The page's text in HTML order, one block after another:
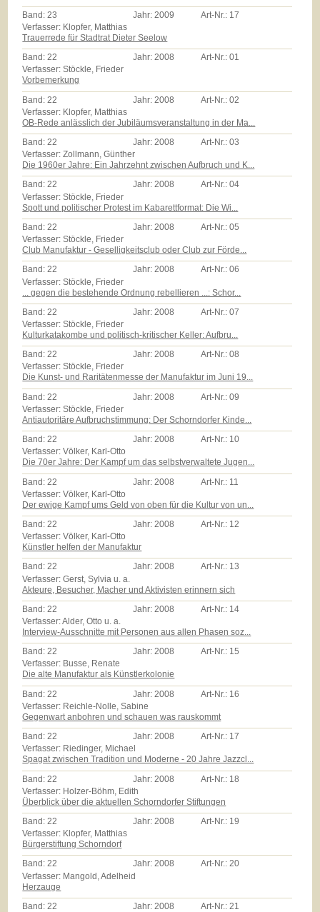
Band: 23 Jahr: 2009 Art-Nr.: 17
Verfasser: Klopfer, Matthias
Trauerrede für Stadtrat Dieter Seelow
Band:22 Jahr:2008 Art-Nr.:01
Verfasser: Stöckle, Frieder
Vorbemerkung
Band: 22 Jahr: 2008 Art-Nr.:02
Verfasser: Klopfer, Matthias
OB-Rede anlässlich der Jubiläumsveranstaltung in der Ma...
Band:22 Jahr:2008 Art-Nr.:03
Verfasser: Zollmann, Günther
Die 1960er Jahre: Ein Jahrzehnt zwischen Aufbruch und K...
Band:22 Jahr:2008 Art-Nr.:04
Verfasser: Stöckle, Frieder
Spott und politischer Protest im Kabarettformat: Die Wi...
Band:22 Jahr:2008 Art-Nr.:05
Verfasser: Stöckle, Frieder
Club Manufaktur - Geselligkeitsclub oder Club zur Förde...
Band:22 Jahr:2008 Art-Nr.:06
Verfasser: Stöckle, Frieder
... gegen die bestehende Ordnung rebellieren ...: Schor...
Band: 22 Jahr: 2008 Art-Nr.:07
Verfasser: Stöckle, Frieder
Kulturkatakombe und politisch-kritischer Keller: Aufbru...
Band:22 Jahr:2008 Art-Nr.:08
Verfasser: Stöckle, Frieder
Die Kunst- und Raritätenmesse der Manufaktur im Juni 19...
Band: 22 Jahr: 2008 Art-Nr.:09
Verfasser: Stöckle, Frieder
Antiautoritäre Aufbruchstimmung: Der Schorndorfer Kinde...
Band:22 Jahr:2008 Art-Nr.: 10
Verfasser: Völker, Karl-Otto
Die 70er Jahre: Der Kampf um das selbstverwaltete Jugen...
Band: 22 Jahr: 2008 Art-Nr.: 11
Verfasser: Völker, Karl-Otto
Der ewige Kampf ums Geld von oben für die Kultur von un...
Band:22 Jahr:2008 Art-Nr.: 12
Verfasser: Völker, Karl-Otto
Künstler helfen der Manufaktur
Band:22 Jahr:2008 Art-Nr.: 13
Verfasser: Gerst, Sylvia u. a.
Akteure, Besucher, Macher und Aktivisten erinnern sich
Band:22 Jahr:2008 Art-Nr.: 14
Verfasser: Alder, Otto u. a.
Interview-Ausschnitte mit Personen aus allen Phasen soz...
Band:22 Jahr:2008 Art-Nr.: 15
Verfasser: Busse, Renate
Die alte Manufaktur als Künstlerkolonie
Band: 22 Jahr: 2008 Art-Nr.: 16
Verfasser: Reichle-Nolle, Sabine
Gegenwart anbohren und schauen was rauskommt
Band:22 Jahr:2008 Art-Nr.: 17
Verfasser: Riedinger, Michael
Spagat zwischen Tradition und Moderne - 20 Jahre Jazzcl...
Band: 22 Jahr: 2008 Art-Nr.: 18
Verfasser: Holzer-Böhm, Edith
Überblick über die aktuellen Schorndorfer Stiftungen
Band:22 Jahr:2008 Art-Nr.: 19
Verfasser: Klopfer, Matthias
Bürgerstiftung Schorndorf
Band:22 Jahr:2008 Art-Nr.:20
Verfasser: Mangold, Adelheid
Herzauge
Band:22 Jahr:2008 Art-Nr.:21